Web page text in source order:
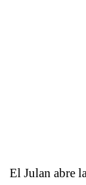
El Julan abre